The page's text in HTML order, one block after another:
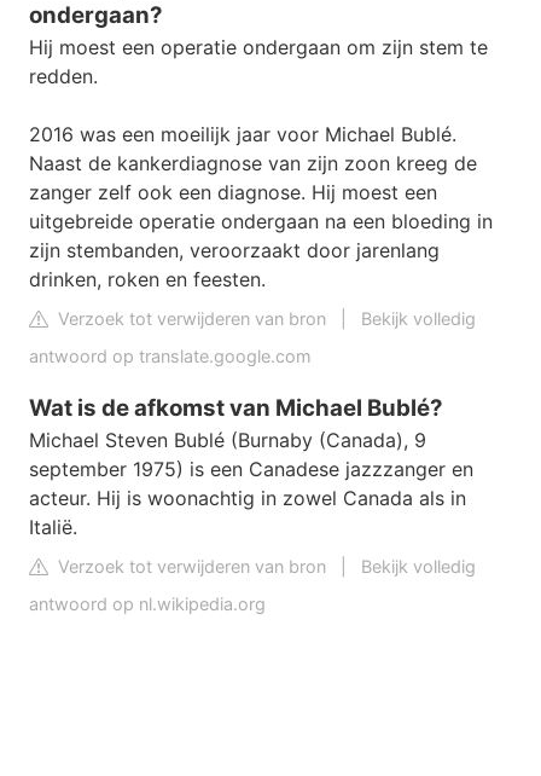
ondergaan?
Hij moest een operatie ondergaan om zijn stem te
redden.
2016 was een moeilijk jaar voor Michael Bublé.
Naast de kankerdiagnose van zijn zoon kreeg de
zanger zelf ook een diagnose. Hij moest een
uitgebreide operatie ondergaan na een bloeding in
zijn stembanden, veroorzaakt door jarenlang
drinken, roken en feesten.
Verzoek tot verwijderen van bron
Bekijk volledig
antwoord op translate.google.com
Wat is de afkomst van Michael Bublé?
Michael Steven Bublé (Burnaby (Canada), 9
september 1975) is een Canadese jazzzanger en
acteur. Hij is woonachtig in zowel Canada als in
Italië.
Verzoek tot verwijderen van bron
Bekijk volledig
antwoord op nl.wikipedia.org